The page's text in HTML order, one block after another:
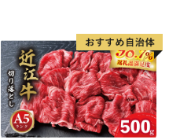
気】(H083106)